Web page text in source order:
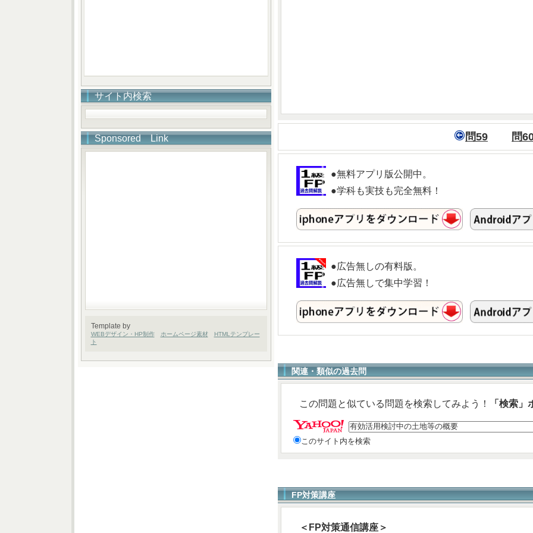
問59 問
●無料アプリ版公開中。
●学科も実技も完全無料！
●広告無しの有料版。
●広告無しで集中学習！
関連・類似の過去問
この問題と似ている問題を検索してみよう！ 「検索
このサイト内を検索
FP対策講座
＜FP対策通信講座＞
サイト内検索
Sponsored Link
Template by
WEBデザイン・HP制作 ホームページ素材
HTMLテンプレー
ト